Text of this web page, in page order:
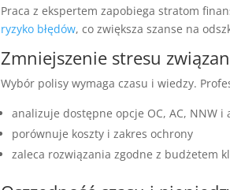
Praca z ekspertem zapobiega stratom
ryzyko błędów, co zwiększa szanse na
Zmniejszenie stresu
Wybór polisy wymaga czasu i wiedzy.
analizuje dostępne opcje OC, AC, NNW i
porównuje koszty i zakres ochrony
zaleca rozwiązania zgodne z budżetem